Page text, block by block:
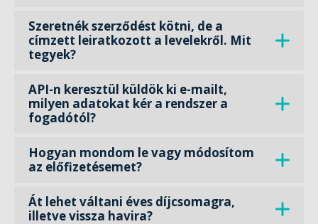
Szeretnék szerződést kötni, de a
címzett leiratkozott a levelekről. Mit
tegyek?
API-n keresztül küldök ki e-mailt,
milyen adatokat kér a rendszer a
fogadótól?
Hogyan mondom le vagy módosítom
az előfizetésemet?
Át lehet váltani éves díjcsomagra,
illetve vissza havira?